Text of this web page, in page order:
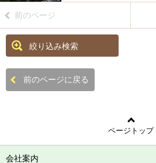
前のページ
絞り込み検索
前のページに戻る
ページトップ
会社案内